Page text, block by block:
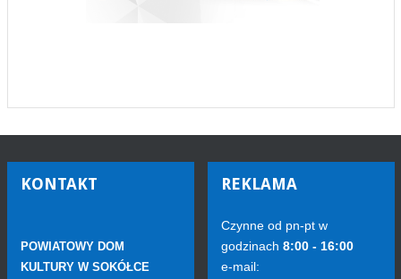
KONTAKT
POWIATOWY DOM
KULTURY W SOKÓŁCE
REKLAMA
Czynne od pn-pt w
godzinach 8:00 - 16:00
e-mail: